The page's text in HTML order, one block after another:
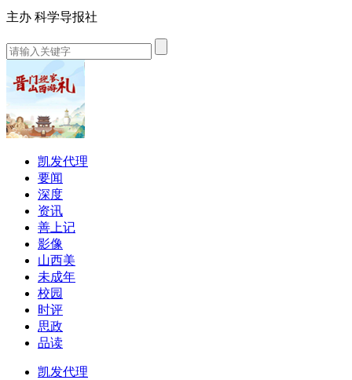
主办 科学导报社
凯发代理
要闻
深度
资讯
善上记
影像
山西美
未成年
校园
时评
思政
品读
凯发代理